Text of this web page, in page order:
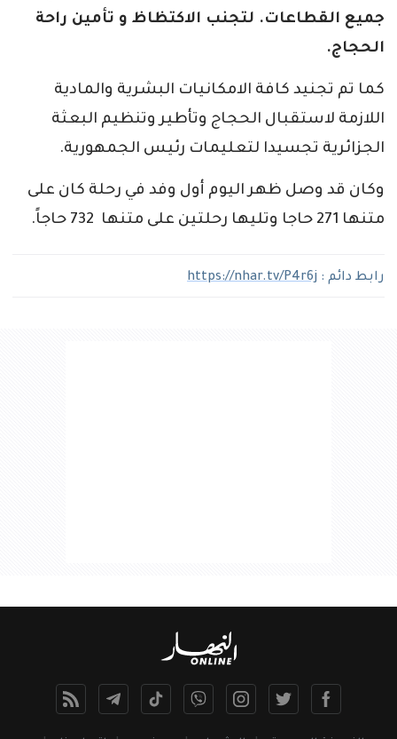
جميع القطاعات. لتجنب الاكتظاظ و تأمين راحة
الحجاج.
كما تم تجنيد كافة الامكانيات البشرية والمادية
اللازمة لاستقبال الحجاج وتأطير وتنظيم البعثة
الجزائرية تجسيدا لتعليمات رئيس الجمهورية.
وكان قد وصل ظهر اليوم أول وفد في رحلة كان على
متنها 271 حاجا وتليها رحلتين على متنها 732 حاجاً.
رابط دائم : https://nhar.tv/P4r6j